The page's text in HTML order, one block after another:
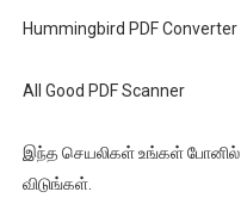
Hummingbird PDF
All Good PDF Scanner
இந்த செயலிகள் உங்கள் போனில்
விடுங்கள்.